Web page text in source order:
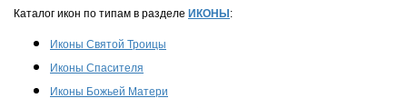
Каталог икон по типам в разделе ИКОНЫ :
Иконы Святой Троицы
Иконы Спасителя
Иконы Божьей Матери